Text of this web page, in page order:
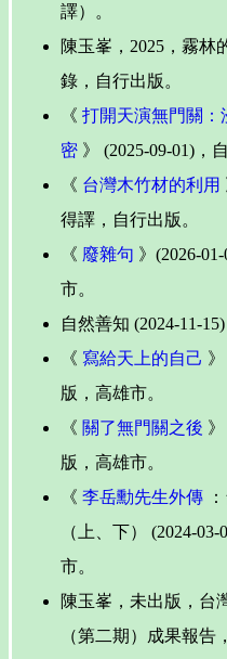
譯）。
陳玉峯，2025，霧
錄，自行出版。
《 打開天演無門關：
密 》 (2025-09-01)，
《 台灣木竹材的利用
得譯，自行出版。
《 廢雜句 》(2026-
市。
自然善知 (2024-11-
《 寫給天上的自己
版，高雄市。
《 關了無門關之後
版，高雄市。
《 李岳勳先生外傳
（上、下） (2024-
市。
陳玉峯，未出版，台
（第二期）成果報告